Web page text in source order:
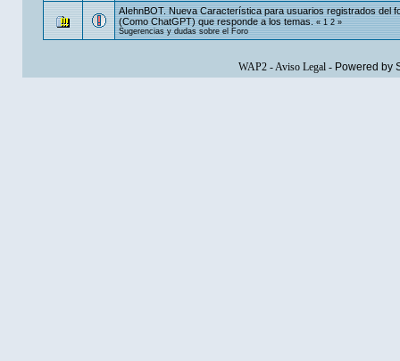
AIehnBOT. Nueva Característica para usuarios registrados del
(Como ChatGPT) que responde a los temas. «1 2»
Sugerencias y dudas sobre el Foro
WAP2-Aviso Legal- Powered by